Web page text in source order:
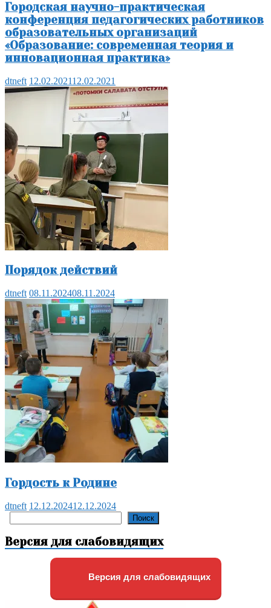
Городская научно-практическая
конференция педагогических работников
образовательных организаций
«Образование: современная теория и
инновационная практика»
dtneft 12.02.202112.02.2021
Порядок действий
dtneft 08.11.202408.11.2024
Гордость к Родине
dtneft 12.12.202412.12.2024
Поиск
Версия для слабовидящих
Версия для слабовидящих